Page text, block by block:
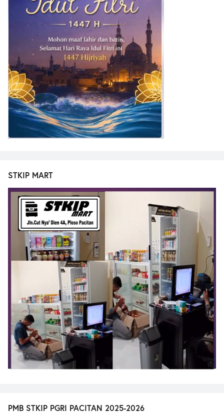
STKIP MART
PMB STKIP PGRI PACITAN 2025-2026